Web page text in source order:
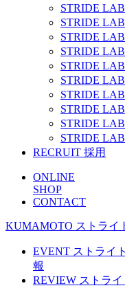
STRIDE
STRIDE
STRIDE
STRIDE
STRIDE
STRIDE
STRIDE
STRIDE
STRIDE
STRIDE
RECRUIT 採用
ONLINE
SHOP
CONTACT
KUMAMOTO ストライ
EVENT ストライ
報
REVIEW ストラ